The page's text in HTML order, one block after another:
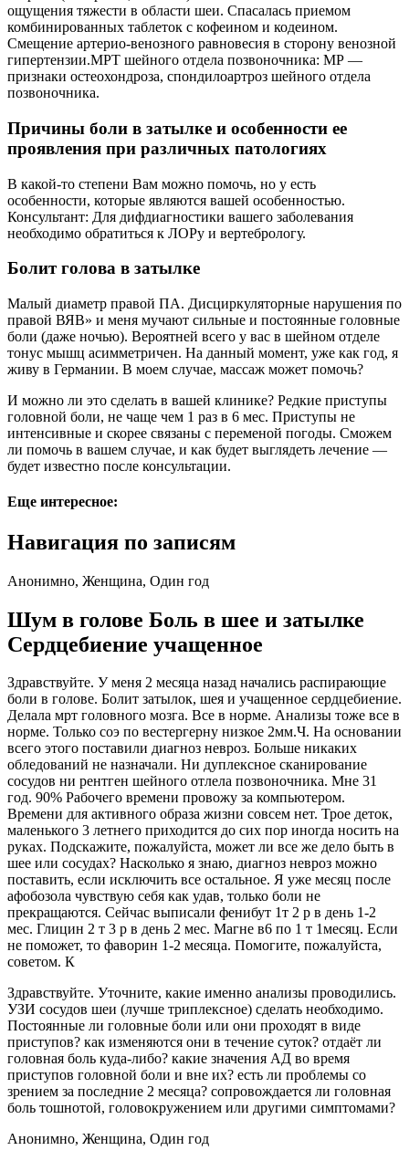
ощущения тяжести в области шеи. Спасалась приемом
комбинированных таблеток с кофеином и кодеином.
Смещение артерио-венозного равновесия в сторону венозной
гипертензии.МРТ шейного отдела позвоночника: МР —
признаки остеохондроза, спондилоартроз шейного отдела
позвоночника.
Причины боли в затылке и особенности ее
проявления при различных патологиях
В какой-то степени Вам можно помочь, но у есть
особенности, которые являются вашей особенностью.
Консультант: Для дифдиагностики вашего заболевания
необходимо обратиться к ЛОРу и вертебрологу.
Болит голова в затылке
Малый диаметр правой ПА. Дисциркуляторные нарушения по
правой ВЯВ» и меня мучают сильные и постоянные головные
боли (даже ночью). Вероятней всего у вас в шейном отделе
тонус мышц асимметричен. На данный момент, уже как год, я
живу в Германии. В моем случае, массаж может помочь?
И можно ли это сделать в вашей клинике? Редкие приступы
головной боли, не чаще чем 1 раз в 6 мес. Приступы не
интенсивные и скорее связаны с переменой погоды. Сможем
ли помочь в вашем случае, и как будет выглядеть лечение —
будет известно после консультации.
Еще интересное:
Навигация по записям
Анонимно, Женщина, Один год
Шум в голове Боль в шее и затылке
Сердцебиение учащенное
Здравствуйте. У меня 2 месяца назад начались распирающие
боли в голове. Болит затылок, шея и учащенное сердцебиение.
Делала мрт головного мозга. Все в норме. Анализы тоже все в
норме. Только соэ по вестергерну низкое 2мм.Ч. На основании
всего этого поставили диагноз невроз. Больше никаких
обледований не назначали. Ни дуплексное сканирование
сосудов ни рентген шейного отлела позвоночника. Мне 31
год. 90% Рабочего времени провожу за компьютером.
Времени для активного образа жизни совсем нет. Трое деток,
маленького 3 летнего приходится до сих пор иногда носить на
руках. Подскажите, пожалуйста, может ли все же дело быть в
шее или сосудах? Насколько я знаю, диагноз невроз можно
поставить, если исключить все остальное. Я уже месяц после
афобозола чувствую себя как удав, только боли не
прекращаются. Сейчас выписали фенибут 1т 2 р в день 1-2
мес. Глицин 2 т 3 р в день 2 мес. Магне в6 по 1 т 1месяц. Если
не поможет, то фаворин 1-2 месяца. Помогите, пожалуйста,
советом. К
Здравствуйте. Уточните, какие именно анализы проводились.
УЗИ сосудов шеи (лучше триплексное) сделать необходимо.
Постоянные ли головные боли или они проходят в виде
приступов? как изменяются они в течение суток? отдаёт ли
головная боль куда-либо? какие значения АД во время
приступов головной боли и вне их? есть ли проблемы со
зрением за последние 2 месяца? сопровождается ли головная
боль тошнотой, головокружением или другими симптомами?
Анонимно, Женщина, Один год